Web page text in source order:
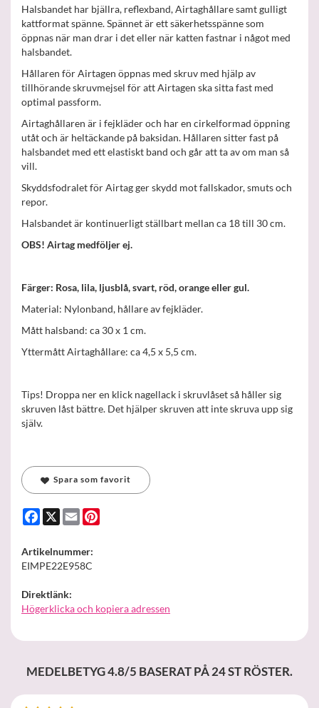
Halsbandet har bjällra, reflexband, Airtaghållare samt gulligt
kattformat spänne. Spännet är ett säkerhetsspänne som
öppnas när man drar i det eller när katten fastnar i något med
halsbandet.
Hållaren för Airtagen öppnas med skruv med hjälp av
tillhörande skruvmejsel för att Airtagen ska sitta fast med
optimal passform.
Airtaghållaren är i fejkläder och har en cirkelformad öppning
utåt och är heltäckande på baksidan. Hållaren sitter fast på
halsbandet med ett elastiskt band och går att ta av om man så
vill.
Skyddsfodralet för Airtag ger skydd mot fallskador, smuts och
repor.
Halsbandet är kontinuerligt ställbart mellan ca 18 till 30 cm.
OBS! Airtag medföljer ej.
Färger: Rosa, lila, ljusblå, svart, röd, orange eller gul.
Material: Nylonband, hållare av fejkläder.
Mått halsband: ca 30 x 1 cm.
Yttermått Airtaghållare: ca 4,5 x 5,5 cm.
Tips! Droppa ner en klick nagellack i skruvlåset så håller sig
skruven låst bättre. Det hjälper skruven att inte skruva upp sig
själv.
Spara som favorit
Facebook
X Email
Artikelnummer:
EIMPE22E958C
Direktlänk:
Högerklicka och kopiera adressen
MEDELBETYG4.8/5 BASERAT PÅ24ST RÖSTER.